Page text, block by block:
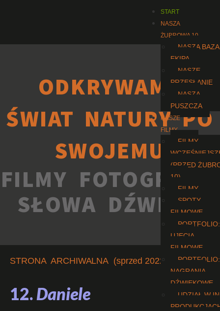
START
NASZA
ŻUBROWA 10
NASZA
EKIPA
NASZE
PRZESŁANIE
NASZA
PUSZCZA
NASZE
FILMY
FILMY
(PRZED
10)
FILMY
SPOTY
FILMOWE
PORTFOLIO:
UJĘCIA
FILMOWE
PORTFOLIO:
NAGRANIA
DŹWIĘKOWE
UDZIAŁ W
ODKRYWAMY
ŚWIAT NATURY PO
SWOJEMU
FILMY FOTOGRAFIE
SŁOWA DŹWIĘKI
STRONA ARCHIWALNA (sprzed 2022 r.)
12.Daniele